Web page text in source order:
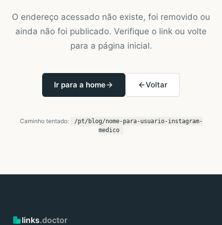
O endereço acessado não existe, foi removido ou
ainda não foi publicado. Verifique o link ou volte
para a página inicial.
Ir para a home Voltar
Caminho tentado:
/pt/blog/nome-para-usuario-instagram-
medico
links.doctor